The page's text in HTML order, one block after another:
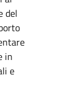
del
in
e